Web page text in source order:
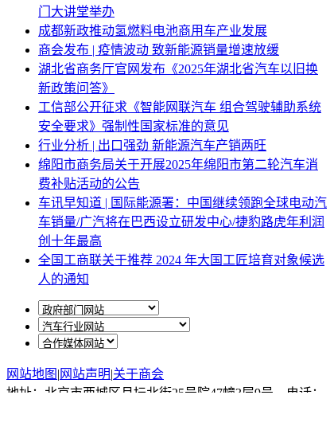
门大讲堂举办
成都新政推动氢燃料电池商用车产业发展
商会发布 | 疫情波动 致新能源销量增速放缓
湖北省商务厅官网发布《2025年湖北省汽车以旧换
新政策问答》
工信部公开征求《智能网联汽车 组合驾驶辅助系统
安全要求》强制性国家标准的意见
行业分析 | 出口强劲 新能源汽车产销两旺
绵阳市商务局关于开展2025年绵阳市第二轮汽车消
费补贴活动的公告
车讯早知道 | 国际能源署：中国继续领跑全球电动汽
车销量/广汽将在巴西设立研发中心/捷豹路虎年利润
创十年最高
全国工商联关于推荐 2024 年大国工匠培育对象候选
人的通知
网站地图 | 网站声明|关于商会
地址：北京市西城区月坛北街25号院47幢3层9号 电话：